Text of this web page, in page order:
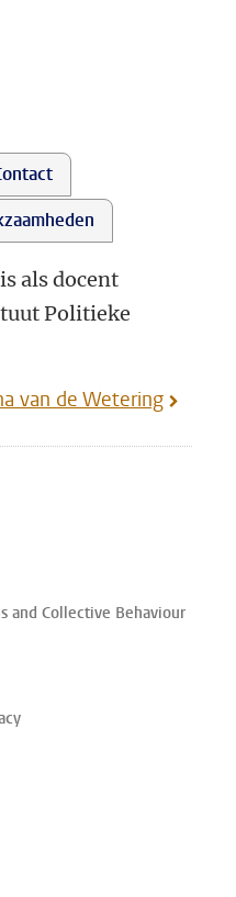
als docent
Politieke
van de Wetering
Mastodon
and Collective Behaviour